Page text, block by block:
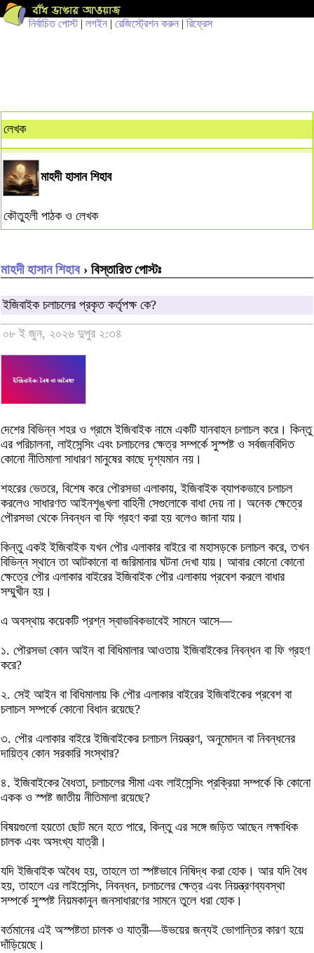
নির্বাচিত পোস্ট| লগইন | রেজিস্ট্রেশন করুন | রিফ্রেস
লেখক
মাহদী হাসান শিহাব
কৌতুহলী পাঠক ও লেখক
মাহদী হাসান শিহাব› বিস্তারিত পোস্টঃ
ইজিবাইক চলাচলের প্রকৃত কর্তৃপক্ষ কে?
০৮ ই জুন, ২০২৬ দুপুর ২:৩৪
দেশের বিভিন্ন শহর ও গ্রামে ইজিবাইক নামে একটি যানবাহন চলাচল করে। কিন্তু
এর পরিচালনা, লাইসেন্সিং এবং চলাচলের ক্ষেত্র সম্পর্কে সুস্পষ্ট ও সর্বজনবিদিত
কোনো নীতিমালা সাধারণ মানুষের কাছে দৃশ্যমান নয়।
শহরের ভেতরে, বিশেষ করে পৌরসভা এলাকায়, ইজিবাইক ব্যাপকভাবে চলাচল
করলেও সাধারণত আইনশৃঙ্খলা বাহিনী সেগুলোকে বাধা দেয় না। অনেক ক্ষেত্রে
পৌরসভা থেকে নিবন্ধন বা ফি গ্রহণ করা হয় বলেও জানা যায়।
কিন্তু একই ইজিবাইক যখন পৌর এলাকার বাইরে বা মহাসড়কে চলাচল করে, তখন
বিভিন্ন স্থানে তা আটকানো বা জরিমানার ঘটনা দেখা যায়। আবার কোনো কোনো
ক্ষেত্রে পৌর এলাকার বাইরের ইজিবাইক পৌর এলাকায় প্রবেশ করলে বাধার
সম্মুখীন হয়।
এ অবস্থায় কয়েকটি প্রশ্ন স্বাভাবিকভাবেই সামনে আসে—
১. পৌরসভা কোন আইন বা বিধিমালার আওতায় ইজিবাইকের নিবন্ধন বা ফি গ্রহণ
করে?
২. সেই আইন বা বিধিমালায় কি পৌর এলাকার বাইরের ইজিবাইকের প্রবেশ বা
চলাচল সম্পর্কে কোনো বিধান রয়েছে?
৩. পৌর এলাকার বাইরে ইজিবাইকের চলাচল নিয়ন্ত্রণ, অনুমোদন বা নিবন্ধনের
দায়িত্ব কোন সরকারি সংস্থার?
৪. ইজিবাইকের বৈধতা, চলাচলের সীমা এবং লাইসেন্সিং প্রক্রিয়া সম্পর্কে কি কোনো
একক ও স্পষ্ট জাতীয় নীতিমালা রয়েছে?
বিষয়গুলো হয়তো ছোট মনে হতে পারে, কিন্তু এর সঙ্গে জড়িত আছেন লক্ষাধিক
চালক এবং অসংখ্য যাত্রী।
যদি ইজিবাইক অবৈধ হয়, তাহলে তা স্পষ্টভাবে নিষিদ্ধ করা হোক। আর যদি বৈধ
হয়, তাহলে এর লাইসেন্সিং, নিবন্ধন, চলাচলের ক্ষেত্র এবং নিয়ন্ত্রণব্যবস্থা
সম্পর্কে সুস্পষ্ট নিয়মকানুন জনসাধারণের সামনে তুলে ধরা হোক।
বর্তমানের এই অস্পষ্টতা চালক ও যাত্রী—উভয়ের জন্যই ভোগান্তির কারণ হয়ে
দাঁড়িয়েছে।